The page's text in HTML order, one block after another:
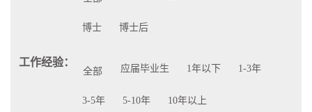
博士 博士后
工作经验：
全部 应届毕业生 1年以下 1-3年
3-5年 5-10年 10年以上